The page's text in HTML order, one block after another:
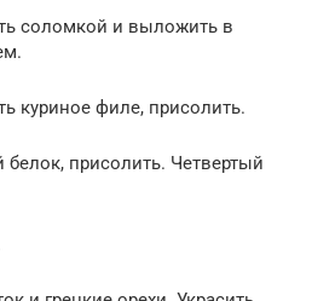
соломкой и выложить в
куриное филе, присолить.
присолить. Четвертый